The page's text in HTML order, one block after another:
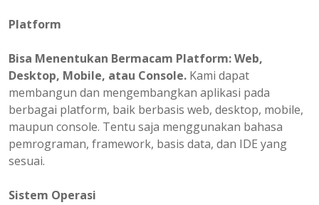
Platform
Bisa Menentukan Bermacam Platform: Web,
Desktop, Mobile, atau Console. Kami dapat
membangun dan mengembangkan aplikasi pada
berbagai platform, baik berbasis web, desktop, mobile,
maupun console. Tentu saja menggunakan bahasa
pemrograman, framework, basis data, dan IDE yang
sesuai.
Sistem Operasi